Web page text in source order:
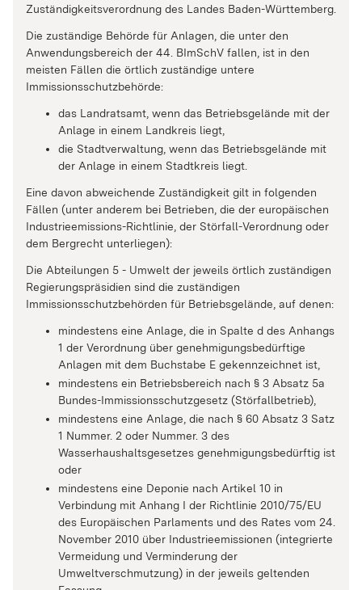
Zuständigkeitsverordnung des Landes Baden-Württemberg.
Die zuständige Behörde für Anlagen, die unter den
Anwendungsbereich der 44. BImSchV fallen, ist in den
meisten Fällen die örtlich zuständige untere
Immissionsschutzbehörde:
das Landratsamt, wenn das Betriebsgelände mit der
Anlage in einem Landkreis liegt,
die Stadtverwaltung, wenn das Betriebsgelände mit
der Anlage in einem Stadtkreis liegt.
Eine davon abweichende Zuständigkeit gilt in folgenden
Fällen (unter anderem bei Betrieben, die der europäischen
Industrieemissions-Richtlinie, der Störfall-Verordnung oder
dem Bergrecht unterliegen):
Die Abteilungen 5 - Umwelt der jeweils örtlich zuständigen
Regierungspräsidien sind die zuständigen
Immissionsschutzbehörden für Betriebsgelände, auf denen:
mindestens eine Anlage, die in Spalte d des Anhangs
1 der Verordnung über genehmigungsbedürftige
Anlagen mit dem Buchstabe E gekennzeichnet ist,
mindestens ein Betriebsbereich nach § 3 Absatz 5a
Bundes-Immissionsschutzgesetz (Störfallbetrieb),
mindestens eine Anlage, die nach § 60 Absatz 3 Satz
1 Nummer. 2 oder Nummer. 3 des
Wasserhaushaltsgesetzes genehmigungsbedürftig ist
oder
mindestens eine Deponie nach Artikel 10 in
Verbindung mit Anhang I der Richtlinie 2010/75/EU
des Europäischen Parlaments und des Rates vom 24.
November 2010 über Industrieemissionen (integrierte
Vermeidung und Verminderung der
Umweltverschmutzung) in der jeweils geltenden